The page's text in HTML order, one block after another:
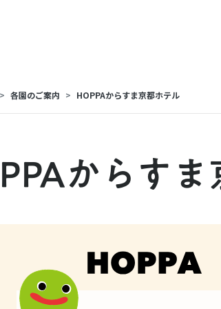
各園のご案内 HOPPAからすま京都ホテル
からすま